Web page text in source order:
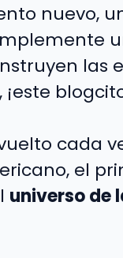
nuevo,
las
cada
el
universo de